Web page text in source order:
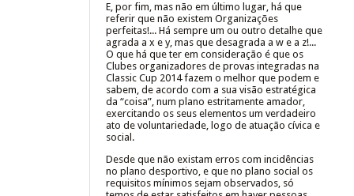
E, por fim, mas não em último lugar, há que
referir que não existem Organizações
perfeitas!... Há sempre um ou outro detalhe que
agrada a x e y, mas que desagrada a w e a z!...
O que há que ter em consideração é que os
Clubes organizadores de provas integradas na
Classic Cup 2014 fazem o melhor que podem e
sabem, de acordo com a sua visão estratégica
da “coisa”, num plano estritamente amador,
exercitando os seus elementos um verdadeiro
ato de voluntariedade, logo de atuação cívica e
social.
Desde que não existam erros com incidências
no plano desportivo, e que no plano social os
requisitos mínimos sejam observados, só